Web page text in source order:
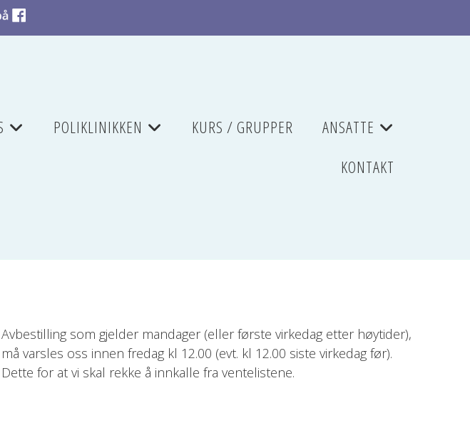
POLIKLINIKKEN KURS / GRUPPER
ANSATTE
KONTAKT
Avbestilling som gjelder mandager (eller første virkedag etter høytider),
må varsles oss innen fredag kl 12.00 (evt. kl 12.00 siste virkedag før).
Dette for at vi skal rekke å innkalle fra ventelistene.